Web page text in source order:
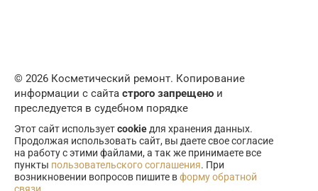
© 2026 Косметический ремонт. Копирование
информации с сайта строго запрещено и
преследуется в судебном порядке
Этот сайт используетcookie для хранения данных.
Продолжая использовать сайт, вы даете свое согласие
на работу с этими файлами, а так же принимаете все
пункты пользовательского соглашения. При
возникновении вопросов пишите вформу обратной